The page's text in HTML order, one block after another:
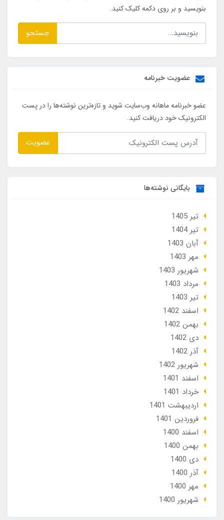
بنویسید و بر روی دکمه کلیک کنید.
جستجو
عضویت خبرنامه
عضو خبرنامه ماهانه وب‌سایت شوید و تازه‌ترین نوشته‌ها را در پست
الکترونیک خود دریافت کنید.
عضویت
بایگانی نوشته‌ها
تير 1405
تير 1404
آبان 1403
مهر 1403
شهریور 1403
مرداد 1403
تير 1403
اسفند 1402
بهمن 1402
دی 1402
آذر 1402
شهریور 1402
اسفند 1401
خرداد 1401
ارديبهشت 1401
فروردین 1401
اسفند 1400
بهمن 1400
دی 1400
آذر 1400
مهر 1400
شهریور 1400